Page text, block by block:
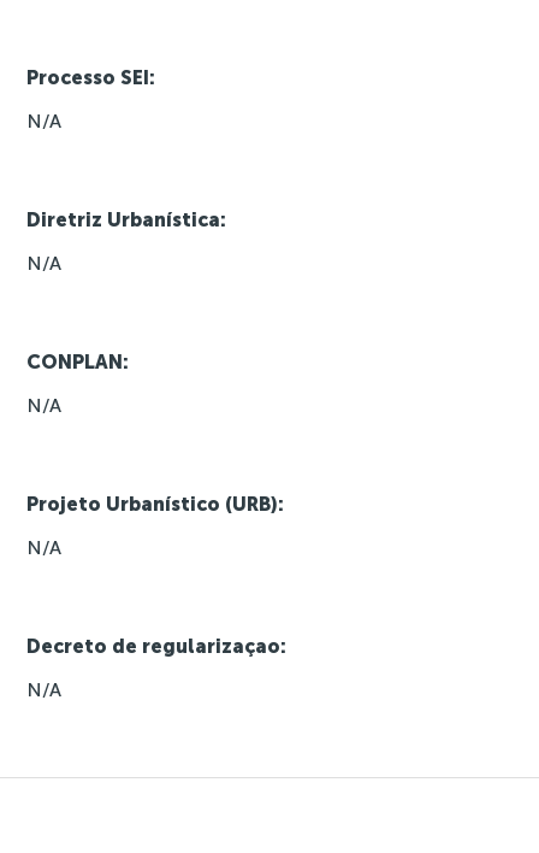
Processo SEI:
N/A
Diretriz Urbanística:
N/A
CONPLAN:
N/A
Projeto Urbanístico (URB):
N/A
Decreto de regularizaçao:
N/A